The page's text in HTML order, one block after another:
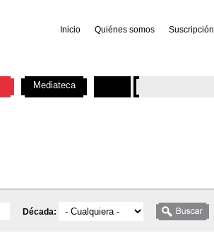
Inicio Quiénes somos Suscripción
Década:
Mediateca